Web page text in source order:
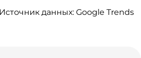
Источник данных: Google Trends